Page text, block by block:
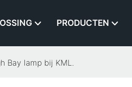
PRODUCTEN
Bay lamp bij KML.